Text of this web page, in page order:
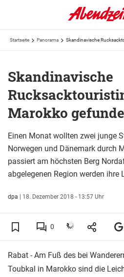
Startseite Panorama Skandinavische
Skandinavische
Marokko
Einen Monat wollten zwei junge
Norwegen und Dänemark durch
passiert am höchsten Berg
abgelegenen Region werden ihre
dpa | 18. Dezember 2018 - 13:57 Uhr
0
Rabat - Am Fuß des bei
Toubkal in Marokko sind die